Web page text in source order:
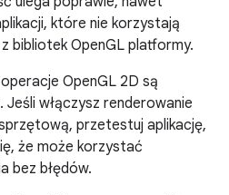
które nie korzystają
bibliotek OpenGL platformy.
OpenGL 2D są
Jeśli włączysz renderowanie
przetestuj aplikację,
że może korzystać
bez błędów.